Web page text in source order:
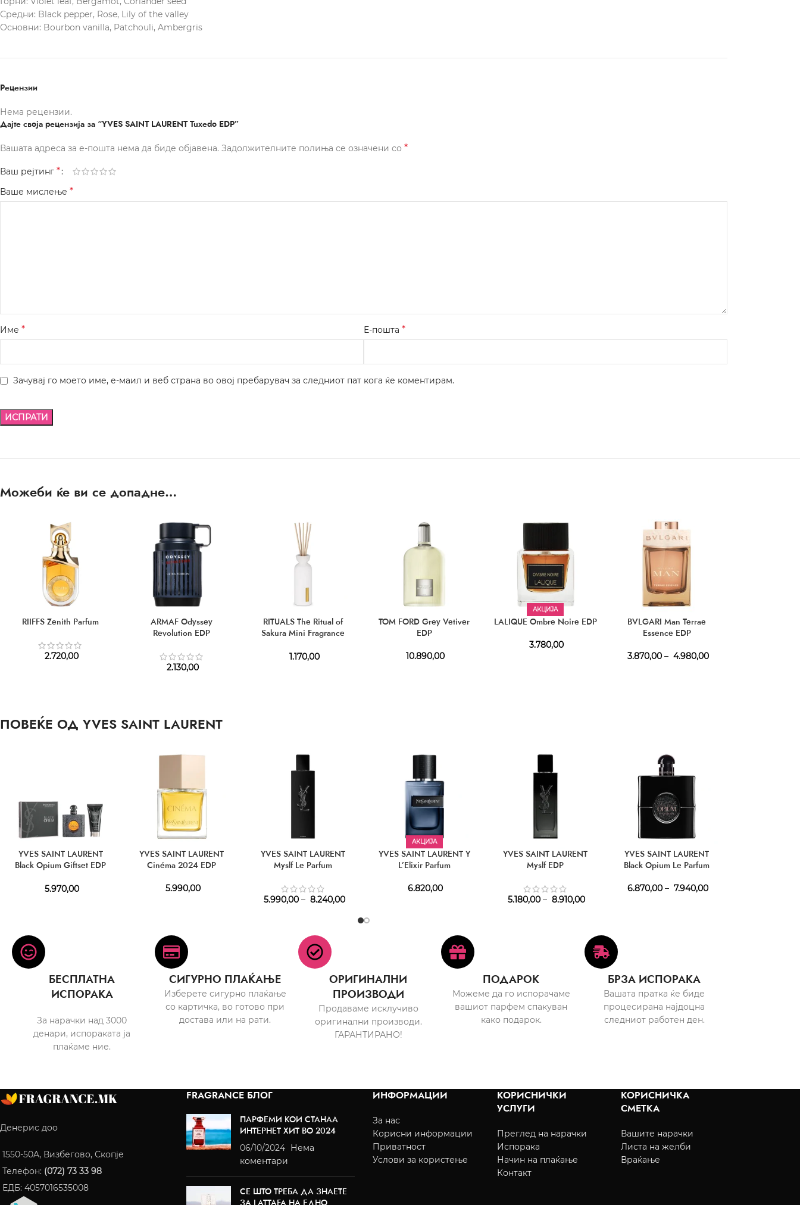
Средни: Black pepper, Rose, Lily of the valley
Основни: Bourbon vanilla, Patchouli, Ambergris
Рецензии
Нема рецензии.
Дајте своја рецензија за “YVES SAINT LAURENT Tuxedo EDP”
Вашата адреса за е-пошта нема да биде објавена. Задолжителните полиња се означени со *
Ваш рејтинг *
Ваше мислење *
Име * Е-пошта *
Зачувај го моето име, е-маил и веб страна во овој пребарувач за следниот пат кога ќе коментирам.
Можеби ќе ви се допадне…
RIIFFS Zenith Parfum
2.720,00
ARMAF Odyssey
Revolution EDP
2.130,00
RITUALS The Ritual of
Sakura Mini Fragrance
1.170,00
TOM FORD Grey Vetiver
EDP
10.890,00
АКЦИЈА
LALIQUE Ombre Noire EDP
3.780,00
BVLGARI Man Terrae
Essence EDP
3.870,00 – 4.980,00
ПОВЕЌЕ ОД YVES SAINT LAURENT
YVES SAINT LAURENT
Black Opium Giftset EDP
5.970,00
YVES SAINT LAURENT
Cinéma 2024 EDP
5.990,00
YVES SAINT LAURENT
Myslf Le Parfum
5.990,00 – 8.240,00
АКЦИЈА
YVES SAINT LAURENT Y
L’Elixir Parfum
6.820,00
YVES SAINT LAURENT
Myslf EDP
5.180,00 – 8.910,00
YVES SAINT LAURENT
Black Opium Le Parfum
6.870,00 – 7.940,00
БЕСПЛАТНА
ИСПОРАКА
За нарачки над 3000
денари, испораката ја
плаќаме ние.
СИГУРНО ПЛАЌАЊЕ
Изберете сигурно плаќање
со картичка, во готово при
достава или на рати.
ОРИГИНАЛНИ
ПРОИЗВОДИ
Продаваме исклучиво
оригинални производи.
ГАРАНТИРАНО!
ПОДАРОК
Можеме да го испорачаме
вашиот парфем спакуван
како подарок.
БРЗА ИСПОРАКА
Вашата пратка ќе биде
процесирана најдоцна
следниот работен ден.
Денерис доо
1550-50A, Визбегово, Скопје
Телефон: (072) 73 33 98
ЕДБ: 4057016535008
FRAGRANCE БЛОГ
ПАРФЕМИ КОИ СТАНАА
ИНТЕРНЕТ ХИТ ВО 2024
06/10/2024 Нема
коментари
СЕ ШТО ТРЕБА ДА ЗНАЕТЕ
ЗА LATTAFA НА ЕДНО
ИНФОРМАЦИИ
За нас
Корисни информации
Приватност
Услови за користење
КОРИСНИЧКИ
УСЛУГИ
Преглед на нарачки
Испорака
Начин на плаќање
Контакт
КОРИСНИЧКА
СМЕТКА
Вашите нарачки
Листа на желби
Враќање